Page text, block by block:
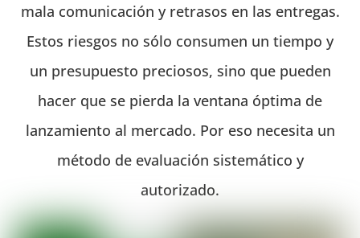
mala comunicación y retrasos en las entregas.
Estos riesgos no sólo consumen un tiempo y
un presupuesto preciosos, sino que pueden
hacer que se pierda la ventana óptima de
lanzamiento al mercado. Por eso necesita un
método de evaluación sistemático y
autorizado.